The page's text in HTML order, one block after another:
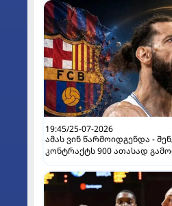
19:45/25-07-2026
ამას ვინ წარმოიდგენდა -
კონტრაქტს 900 ათასად